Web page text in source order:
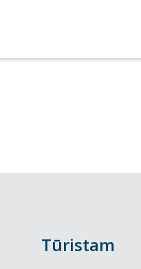
Tūristam